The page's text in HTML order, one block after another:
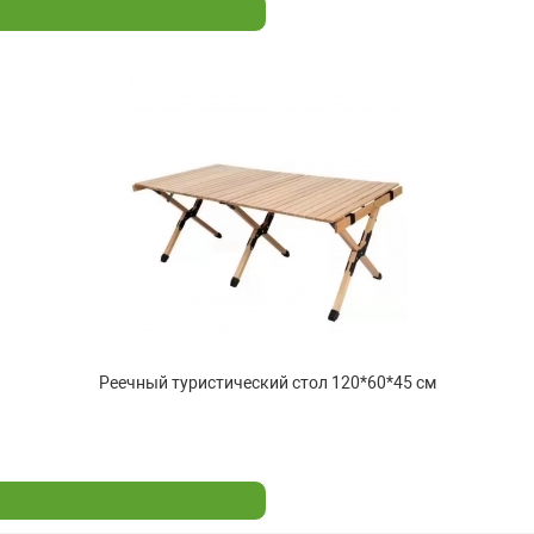
Реечный туристический стол 120*60*45 см